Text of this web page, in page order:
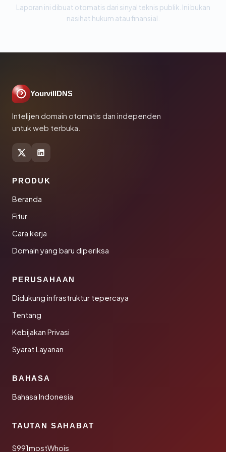
Laporan ini dibuat otomatis dari sinyal teknis publik. Ini bukan
nasihat hukum atau finansial.
YourvillDNS
Intelijen domain otomatis dan independen
untuk web terbuka.
PRODUK
Beranda
Fitur
Cara kerja
Domain yang baru diperiksa
PERUSAHAAN
Didukung infrastruktur tepercaya
Tentang
Kebijakan Privasi
Syarat Layanan
BAHASA
Bahasa Indonesia
TAUTAN SAHABAT
S991mostWhois